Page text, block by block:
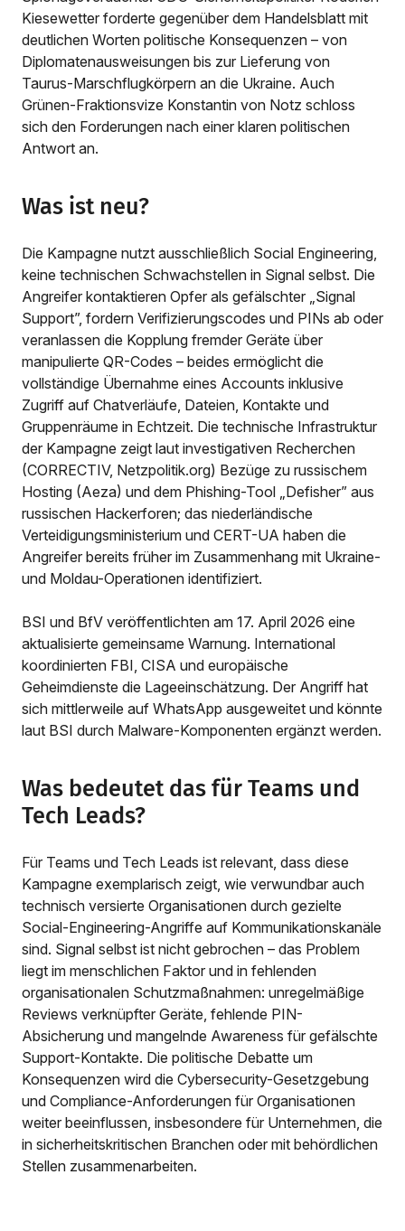
Kiesewetter forderte gegenüber dem Handelsblatt mit
deutlichen Worten politische Konsequenzen – von
Diplomatenausweisungen bis zur Lieferung von
Taurus-Marschflugkörpern an die Ukraine. Auch
Grünen-Fraktionsvize Konstantin von Notz schloss
sich den Forderungen nach einer klaren politischen
Antwort an.
Was ist neu?
Die Kampagne nutzt ausschließlich Social Engineering,
keine technischen Schwachstellen in Signal selbst. Die
Angreifer kontaktieren Opfer als gefälschter „Signal
Support”, fordern Verifizierungscodes und PINs ab oder
veranlassen die Kopplung fremder Geräte über
manipulierte QR-Codes – beides ermöglicht die
vollständige Übernahme eines Accounts inklusive
Zugriff auf Chatverläufe, Dateien, Kontakte und
Gruppenräume in Echtzeit. Die technische Infrastruktur
der Kampagne zeigt laut investigativen Recherchen
(CORRECTIV, Netzpolitik.org) Bezüge zu russischem
Hosting (Aeza) und dem Phishing-Tool „Defisher” aus
russischen Hackerforen; das niederländische
Verteidigungsministerium und CERT-UA haben die
Angreifer bereits früher im Zusammenhang mit Ukraine-
und Moldau-Operationen identifiziert.
BSI und BfV veröffentlichten am 17. April 2026 eine
aktualisierte gemeinsame Warnung. International
koordinierten FBI, CISA und europäische
Geheimdienste die Lageeinschätzung. Der Angriff hat
sich mittlerweile auf WhatsApp ausgeweitet und könnte
laut BSI durch Malware-Komponenten ergänzt werden.
Was bedeutet das für Teams und
Tech Leads?
Für Teams und Tech Leads ist relevant, dass diese
Kampagne exemplarisch zeigt, wie verwundbar auch
technisch versierte Organisationen durch gezielte
Social-Engineering-Angriffe auf Kommunikationskanäle
sind. Signal selbst ist nicht gebrochen – das Problem
liegt im menschlichen Faktor und in fehlenden
organisationalen Schutzmaßnahmen: unregelmäßige
Reviews verknüpfter Geräte, fehlende PIN-
Absicherung und mangelnde Awareness für gefälschte
Support-Kontakte. Die politische Debatte um
Konsequenzen wird die Cybersecurity-Gesetzgebung
und Compliance-Anforderungen für Organisationen
weiter beeinflussen, insbesondere für Unternehmen, die
in sicherheitskritischen Branchen oder mit behördlichen
Stellen zusammenarbeiten.